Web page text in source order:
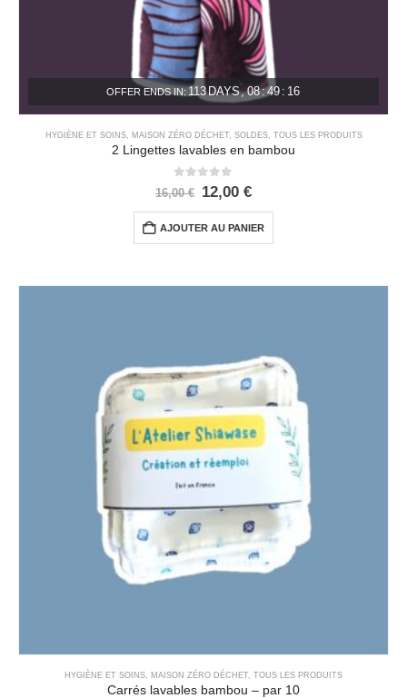
OFFER ENDS IN: 113DAYS 08:49 : 16
HYGIÈNE ET SOINS, MAISON ZÉRO DÉCHET, SOLDES, TOUS LES PRODUITS
2 Lingettes lavables en bambou
0out of 5
16,00€ 12,00 €
AJOUTER AU PANIER
HYGIÈNE ET SOINS MAISON ZÉRO DÉCHET TOUS LES PRODUITS
Carrés lavables bambou – par 10